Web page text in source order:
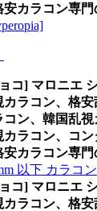
安カラコン専
コ] マロニエ
カラコン、格
コン、韓国乱
カラコン、コ
カラコン専門
以下 カラコン
コ] マロニエ
カラコン、格